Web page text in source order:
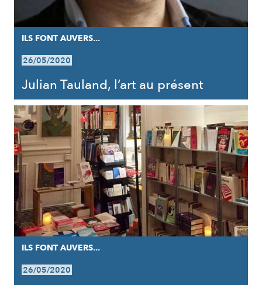
ILS FONT AUVERS...
26/05/2020
Julian Tauland, l’art au présent
ILS FONT AUVERS...
26/05/2020